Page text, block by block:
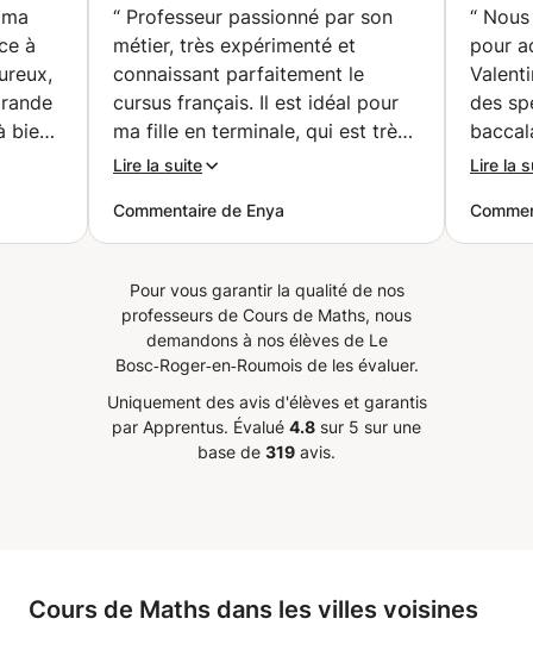
physique ou ingénierie. Professionnels cherchant à
acquérir ou à approfondir des compétences techniques.
Rejoignez-nous dès aujourd'hui ! L'excellence n'attend
pas. Contactez-nous dès maintenant pour réserver votre
première leçon. Ensemble, nous construirons un avenir
brillant basé sur une solide compréhension des
à
bien
“ Professeur passionné par son
métier, très expérimenté et
connaissant parfaitement le
cursus français. Il est idéal pour
ma fille en terminale, qui est très
contente d’avoir trouvé un
les bases de manière
systématique et avec beaucoup
positivement surpris de constater
qu’il travaille sur le même manuel
de physique que celui utilisé en
plusieurs pays, il sait s’adapter
avec bonne humeur et encourage
Lire la suite
Commentaire de Enya
“
pour
des
Lire la
Pour vous garantir la qualité de nos
professeurs de Cours de Maths, nous
demandons à nos élèves de Le
Bosc‑Roger‑en‑Roumois de les évaluer.
Uniquement des avis d'élèves et garantis
par Apprentus. Évalué 4.8 sur 5 sur une
base de 319 avis.
Cours de Maths dans les villes voisines